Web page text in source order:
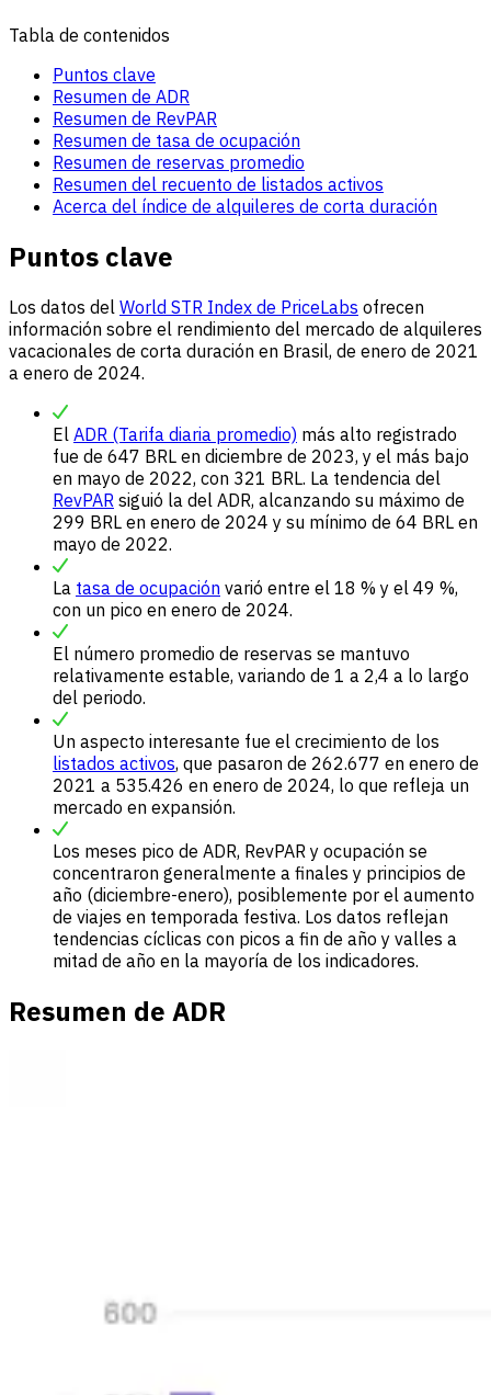
Tabla de contenidos
Puntos clave
Resumen de ADR
Resumen de RevPAR
Resumen de tasa de ocupación
Resumen de reservas promedio
Resumen del recuento de listados activos
Acerca del índice de alquileres de corta duración
Puntos clave
Los datos del World STR Index de PriceLabs ofrecen
información sobre el rendimiento del mercado de alquileres
vacacionales de corta duración en Brasil, de enero de 2021
a enero de 2024.
El ADR (Tarifa diaria promedio) más alto registrado
fue de 647 BRL en diciembre de 2023, y el más bajo
en mayo de 2022, con 321 BRL. La tendencia del
RevPAR siguió la del ADR, alcanzando su máximo de
299 BRL en enero de 2024 y su mínimo de 64 BRL en
mayo de 2022.
La tasa de ocupación varió entre el 18 % y el 49 %,
con un pico en enero de 2024.
El número promedio de reservas se mantuvo
relativamente estable, variando de 1 a 2,4 a lo largo
del periodo.
Un aspecto interesante fue el crecimiento de los
listados activos, que pasaron de 262.677 en enero de
2021 a 535.426 en enero de 2024, lo que refleja un
mercado en expansión.
Los meses pico de ADR, RevPAR y ocupación se
concentraron generalmente a finales y principios de
año (diciembre-enero), posiblemente por el aumento
de viajes en temporada festiva. Los datos reflejan
tendencias cíclicas con picos a fin de año y valles a
mitad de año en la mayoría de los indicadores.
Resumen de ADR